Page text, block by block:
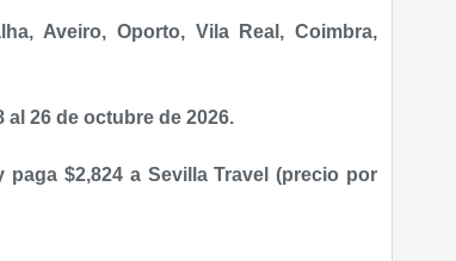
Aveiro, Oporto, Vila Real, Coimbra,
al 26 de octubre de 2026.
$2,824 a Sevilla Travel (precio por